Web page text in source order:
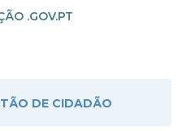
.GOV.PT
DE CIDADÃO